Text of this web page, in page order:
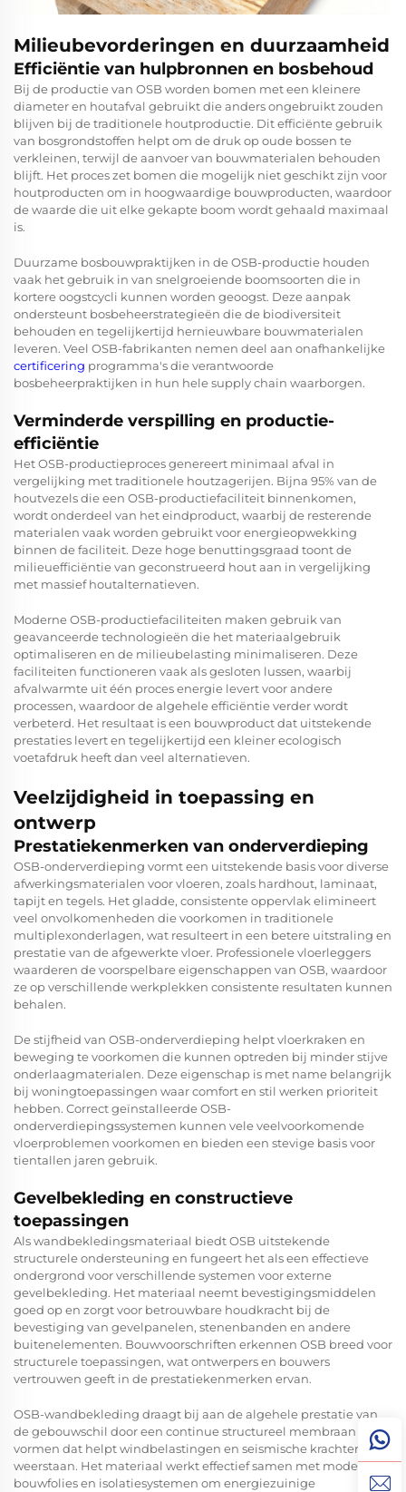
Milieubevorderingen en duurzaamheid
Efficiëntie van hulpbronnen en bosbehoud
Bij de productie van OSB worden bomen met een kleinere
diameter en houtafval gebruikt die anders ongebruikt zouden
blijven bij de traditionele houtproductie. Dit efficiënte gebruik
van bosgrondstoffen helpt om de druk op oude bossen te
verkleinen, terwijl de aanvoer van bouwmaterialen behouden
blijft. Het proces zet bomen die mogelijk niet geschikt zijn voor
houtproducten om in hoogwaardige bouwproducten, waardoor
de waarde die uit elke gekapte boom wordt gehaald maximaal
is.
Duurzame bosbouwpraktijken in de OSB-productie houden
vaak het gebruik in van snelgroeiende boomsoorten die in
kortere oogstcycli kunnen worden geoogst. Deze aanpak
ondersteunt bosbeheerstrategieën die de biodiversiteit
behouden en tegelijkertijd hernieuwbare bouwmaterialen
leveren. Veel OSB-fabrikanten nemen deel aan onafhankelijke
certificering programma's die verantwoorde
bosbeheerpraktijken in hun hele supply chain waarborgen.
Verminderde verspilling en productie-
efficiëntie
Het OSB-productieproces genereert minimaal afval in
vergelijking met traditionele houtzagerijen. Bijna 95% van de
houtvezels die een OSB-productiefaciliteit binnenkomen,
wordt onderdeel van het eindproduct, waarbij de resterende
materialen vaak worden gebruikt voor energieopwekking
binnen de faciliteit. Deze hoge benuttingsgraad toont de
milieuefficiëntie van geconstrueerd hout aan in vergelijking
met massief houtalternatieven.
Moderne OSB-productiefaciliteiten maken gebruik van
geavanceerde technologieën die het materiaalgebruik
optimaliseren en de milieubelasting minimaliseren. Deze
faciliteiten functioneren vaak als gesloten lussen, waarbij
afvalwarmte uit één proces energie levert voor andere
processen, waardoor de algehele efficiëntie verder wordt
verbeterd. Het resultaat is een bouwproduct dat uitstekende
prestaties levert en tegelijkertijd een kleiner ecologisch
voetafdruk heeft dan veel alternatieven.
Veelzijdigheid in toepassing en
ontwerp
Prestatiekenmerken van onderverdieping
OSB-onderverdieping vormt een uitstekende basis voor diverse
afwerkingsmaterialen voor vloeren, zoals hardhout, laminaat,
tapijt en tegels. Het gladde, consistente oppervlak elimineert
veel onvolkomenheden die voorkomen in traditionele
multiplexonderlagen, wat resulteert in een betere uitstraling en
prestatie van de afgewerkte vloer. Professionele vloerleggers
waarderen de voorspelbare eigenschappen van OSB, waardoor
ze op verschillende werkplekken consistente resultaten kunnen
behalen.
De stijfheid van OSB-onderverdieping helpt vloerkraken en
beweging te voorkomen die kunnen optreden bij minder stijve
onderlaagmaterialen. Deze eigenschap is met name belangrijk
bij woningtoepassingen waar comfort en stil werken prioriteit
hebben. Correct geïnstalleerde OSB-
onderverdiepingssystemen kunnen vele veelvoorkomende
vloerproblemen voorkomen en bieden een stevige basis voor
tientallen jaren gebruik.
Gevelbekleding en constructieve
toepassingen
Als wandbekledingsmateriaal biedt OSB uitstekende
structurele ondersteuning en fungeert het als een effectieve
ondergrond voor verschillende systemen voor externe
gevelbekleding. Het materiaal neemt bevestigingsmiddelen
goed op en zorgt voor betrouwbare houdkracht bij de
bevestiging van gevelpanelen, stenenbanden en andere
buitenelementen. Bouwvoorschriften erkennen OSB breed voor
structurele toepassingen, wat ontwerpers en bouwers
vertrouwen geeft in de prestatiekenmerken ervan.
OSB-wandbekleding draagt bij aan de algehele prestatie van
de gebouwschil door een continue structureel membraan te
vormen dat helpt windbelastingen en seismische krachten
weerstaan. Het materiaal werkt effectief samen met moderne
bouwfolies en isolatiesystemen om energiezuinige